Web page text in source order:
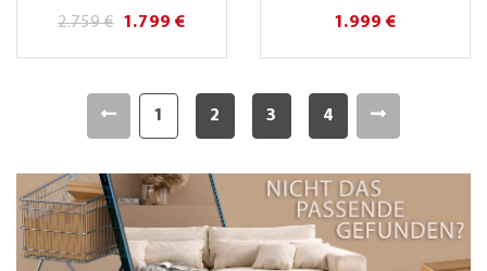
2.759 € 1.799 € 1.999 €
1 2 3 4